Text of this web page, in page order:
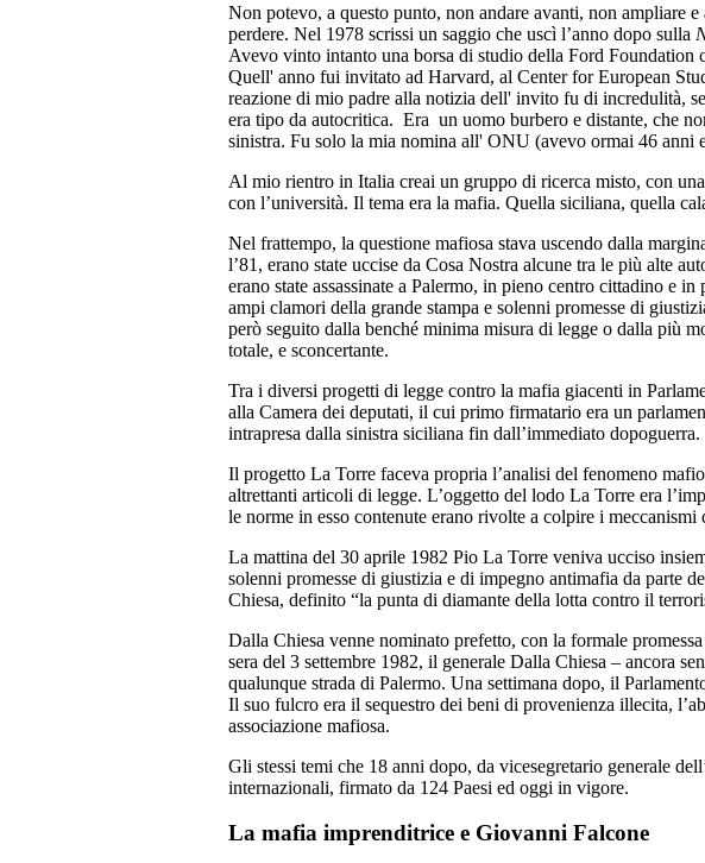
Non potevo, a questo punto, non andare avanti, non ampliare
perdere. Nel 1978 scrissi un saggio che uscì l’anno dopo sulla
Avevo vinto intanto una borsa di studio della Ford Foundation
Quell' anno fui invitato ad Harvard, al Center for European
reazione di mio padre alla notizia dell' invito fu di incredulità,
era tipo da autocritica. Era un uomo burbero e distante, che
sinistra. Fu solo la mia nomina all' ONU (avevo ormai 46 anni
Al mio rientro in Italia creai un gruppo di ricerca misto, con
con l’università. Il tema era la mafia. Quella siciliana, quella
Nel frattempo, la questione mafiosa stava uscendo dalla
l’81, erano state uccise da Cosa Nostra alcune tra le più alte
erano state assassinate a Palermo, in pieno centro cittadino e
ampi clamori della grande stampa e solenni promesse di
però seguito dalla benché minima misura di legge o dalla più
totale, e sconcertante.
Tra i diversi progetti di legge contro la mafia giacenti in
alla Camera dei deputati, il cui primo firmatario era un
intrapresa dalla sinistra siciliana fin dall’immediato dopoguerra.
Il progetto La Torre faceva propria l’analisi del fenomeno
altrettanti articoli di legge. L’oggetto del lodo La Torre era
le norme in esso contenute erano rivolte a colpire i
La mattina del 30 aprile 1982 Pio La Torre veniva ucciso
solenni promesse di giustizia e di impegno antimafia da parte
Chiesa, definito “la punta di diamante della lotta contro il
Dalla Chiesa venne nominato prefetto, con la formale
sera del 3 settembre 1982, il generale Dalla Chiesa – ancora
qualunque strada di Palermo. Una settimana dopo, il
Il suo fulcro era il sequestro dei beni di provenienza illecita,
associazione mafiosa.
Gli stessi temi che 18 anni dopo, da vicesegretario generale
internazionali, firmato da 124 Paesi ed oggi in vigore.
La mafia imprenditrice e Giovanni Falcone